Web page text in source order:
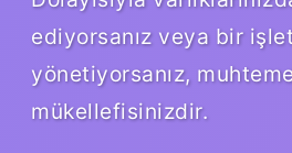
ediyorsanız veya bir
yönetiyorsanız,
mükellefisinizdir.